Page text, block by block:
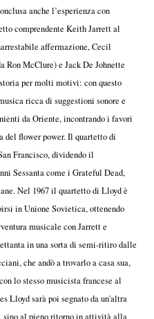
anche l’esperienza con
comprendente Keith Jarrett al
affermazione, Cecil
Ron McClure) e Jack De Johnette
per molti motivi: con questo
ricca di suggestioni sonore e
da Oriente, incontrando i favori
del flower power. Il quartetto di
Francisco, dividendo il
Sessanta come i Grateful Dead,
Nel 1967 il quartetto di Lloyd è
in Unione Sovietica, ottenendo
musicale con Jarrett e
in una sorta di semi-ritiro dalle
che andò a trovarlo a casa sua,
lo stesso musicista francese al
Lloyd sarà poi segnato da un'altra